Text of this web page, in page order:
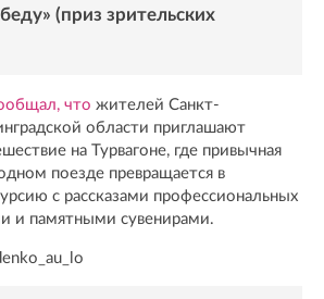
(приз зрительских
что жителей Санкт-
области приглашают
на Турвагоне, где привычная
поезде превращается в
с рассказами профессиональных
и памятными сувенирами.